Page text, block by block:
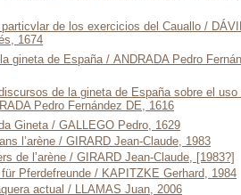
particvlar de los exercicios del Cauallo /
1674
la gineta de España / ANDRADA Pedro
de la gineta de España sobre el uso
Pedro Fernández DE, 1616
Gineta / GALLEGO Pedro, 1629
l’arène / GIRARD Jean-Claude, 1983
de l’arène / GIRARD Jean-Claude, [1983?]
Pferdefreunde / KAPITZKE Gerhard, 1984
actual / LLAMAS Juan, 2006